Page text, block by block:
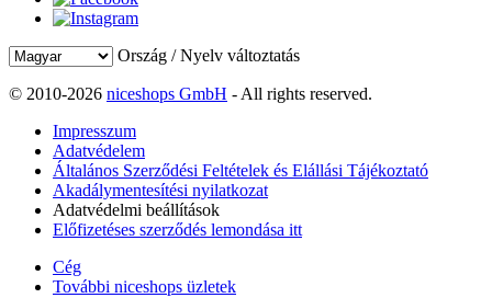
Ország / Nyelv változtatás
© 2010-2026 niceshops GmbH - All rights reserved.
Impresszum
Adatvédelem
Általános Szerződési Feltételek és Elállási Tájékoztató
Akadálymentesítési nyilatkozat
Adatvédelmi beállítások
Előfizetéses szerződés lemondása itt
Cég
További niceshops üzletek